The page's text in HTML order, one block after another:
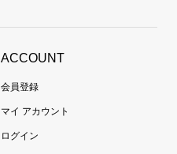
ACCOUNT
会員登録
マイ アカウント
ログイン